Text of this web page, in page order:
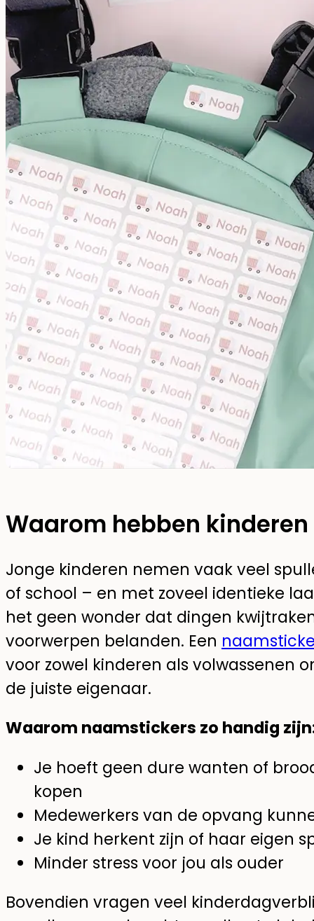
Waarom hebben
Jonge kinderen nemen vaak veel
of school – en met zoveel identieke
het geen wonder dat dingen
voorwerpen belanden. Een
voor zowel kinderen als volwassenen
de juiste eigenaar.
Waarom naamstickers zo handig
Je hoeft geen dure wanten of
kopen
Medewerkers van de opvang
Je kind herkent zijn of haar eigen
Minder stress voor jou als ouder
Bovendien vragen veel